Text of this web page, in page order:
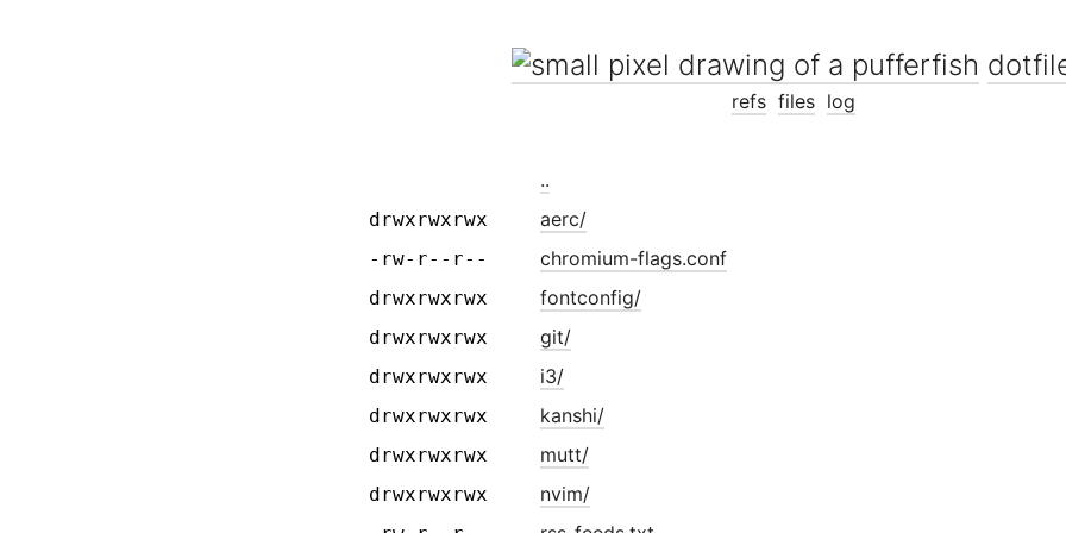
refs files log
..
drwxrwxrwx aerc/
-rw-r--r-- chromium-flags.conf
drwxrwxrwx fontconfig/
drwxrwxrwx git/
drwxrwxrwx i3/
drwxrwxrwx kanshi/
drwxrwxrwx mutt/
drwxrwxrwx nvim/